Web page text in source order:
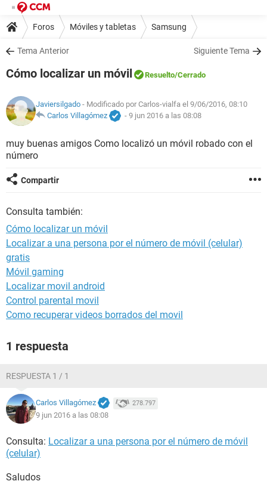
Foros Móviles y tabletas Samsung
Tema Anterior Siguiente Tema
Cómo localizar un móvil Resuelto/Cerrado
Javiersilgado - Modificado por Carlos-vialfa el 9/06/2016, 08:10
Carlos Villagómez
- 9 jun 2016 a las 08:08
muy buenas amigos Como localizó un móvil robado con el
número
Compartir
Consulta también:
Cómo localizar un móvil
Localizar a una persona por el número de móvil (celular)
gratis
Móvil gaming
Localizar movil android
Control parental movil
Como recuperar videos borrados del movil
1 respuesta
RESPUESTA 1 / 1
Carlos Villagómez 278.797
9 jun 2016 a las 08:08
Consulta: Localizar a una persona por el número de móvil
(celular)
Saludos